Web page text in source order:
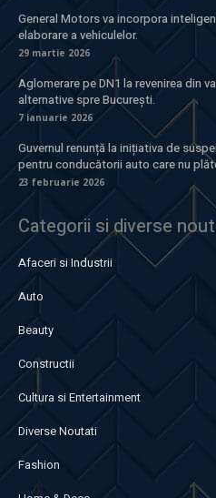
General Motors va incorpora
elaborare a vehiculelor.
29 martie 2026
Aglomerare pe DN1 la revenirea din
alternative spre București.
7 ianuarie 2026
Guvernul renunță la inițiativa de
pentru conducătorii auto care nu
23 februarie 2026
Categorii si diverse
Afaceri si Industrii
Auto
Beauty
Constructii
Cultura si Entertainment
Diverse Noutati
Fashion